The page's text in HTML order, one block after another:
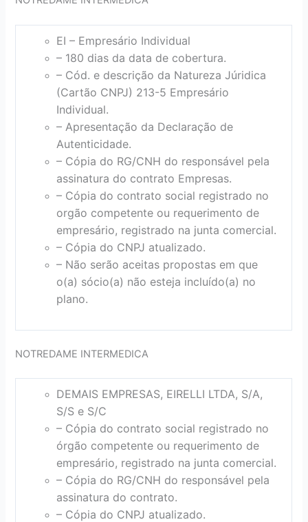
EI – Empresário Individual
– 180 dias da data de cobertura.
– Cód. e descrição da Natureza Júridica
(Cartão CNPJ) 213-5 Empresário
Individual.
– Apresentação da Declaração de
Autenticidade.
– Cópia do RG/CNH do responsável pela
assinatura do contrato Empresas.
– Cópia do contrato social registrado no
orgão competente ou requerimento de
empresário, registrado na junta comercial.
– Cópia do CNPJ atualizado.
– Não serão aceitas propostas em que
o(a) sócio(a) não esteja incluído(a) no
plano.
NOTREDAME INTERMEDICA
DEMAIS EMPRESAS, EIRELLI LTDA, S/A,
S/S e S/C
– Cópia do contrato social registrado no
órgão competente ou requerimento de
empresário, registrado na junta comercial.
– Cópia do RG/CNH do responsável pela
assinatura do contrato.
– Cópia do CNPJ atualizado.